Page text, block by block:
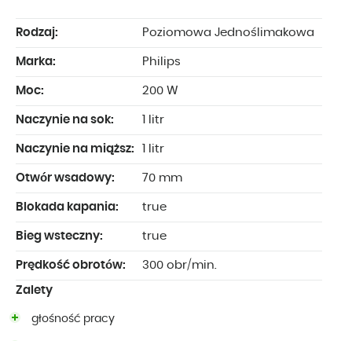
Rodzaj: Poziomowa Jednoślimakowa
Marka: Philips
Moc: 200 W
Naczynie na sok: 1 litr
Naczynie na miąższ: 1 litr
Otwór wsadowy: 70 mm
Blokada kapania: true
Bieg wsteczny: true
Prędkość obrotów: 300 obr/min.
Zalety
głośność pracy